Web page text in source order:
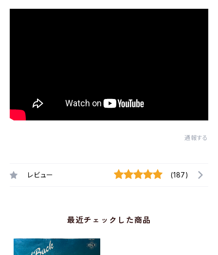
通報する
レビュー (187)
最近チェックした商品